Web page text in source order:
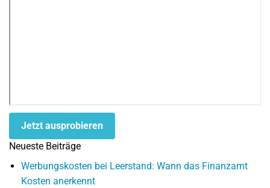
Jetzt ausprobieren
Neueste Beiträge
Werbungskosten bei Leerstand: Wann das Finanzamt
Kosten anerkennt